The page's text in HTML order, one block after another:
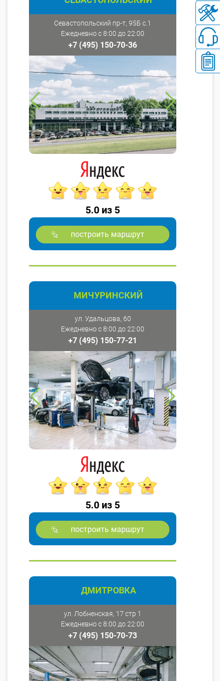
Севастопольский пр-т, 95Б с.1
Ежедневно с 8:00 до 22:00
+7 (495) 150-70-36
5.0 из 5
построить маршрут
МИЧУРИНСКИЙ
ул. Удальцова, 60
Ежедневно с 8:00 до 22:00
+7 (495) 150-77-21
5.0 из 5
построить маршрут
ДМИТРОВКА
ул. Лобненская, 17 стр 1
Ежедневно с 8:00 до 22:00
+7 (495) 150-70-73